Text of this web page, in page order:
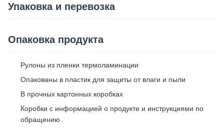
Упаковка и перевозка
Опаковка продукта
Рулоны из пленки термоламинации
Опакованы в пластик для защиты от влаги и пыли
В прочных картонных коробках
Коробки с информацией о продукте и инструкциями по
обращению